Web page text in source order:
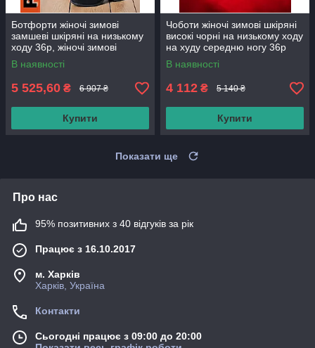
Ботфорти жіночі зимові
замшеві шкіряні на низькому
ходу 36р, жіночі зимові
чоботи ботфорти на товстому
каблуці
В наявності
5 525,60 ₴ 6 907 ₴
Купити
Чоботи жіночі зимові шкіряні
високі чорні на низькому ходу
на худу середню ногу 36р
В наявності
4 112 ₴ 5 140 ₴
Купити
Показати ще
Про нас
95% позитивних з 40 відгуків за рік
Працює з 16.10.2017
м. Харків
Харків, Україна
Контакти
Сьогодні працює з 09:00 до 20:00